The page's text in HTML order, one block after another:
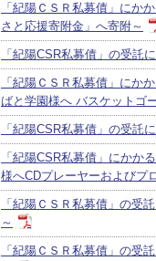
「紀陽ＣＳＲ私募債」にか
さと応援寄附金」へ寄附～
「紀陽CSR私募債」の受託
「紀陽ＣＳＲ私募債」にか
ばと学園様へ バスケットゴ
「紀陽CSR私募債」の受託
「紀陽CSR私募債」にかか
様へCDプレーヤーおよびプ
「紀陽ＣＳＲ私募債」の受
～
「紀陽ＣＳＲ私募債」の受